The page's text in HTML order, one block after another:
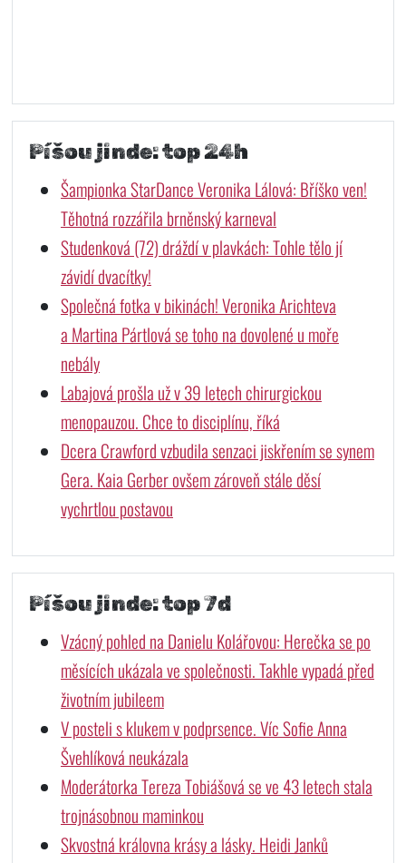
Píšou jinde: top 24h
Šampionka StarDance Veronika Lálová: Bříško ven!
Těhotná rozzářila brněnský karneval
Studenková (72) dráždí v plavkách: Tohle tělo jí
závidí dvacítky!
Společná fotka v bikinách! Veronika Arichteva
a Martina Pártlová se toho na dovolené u moře
nebály
Labajová prošla už v 39 letech chirurgickou
menopauzou. Chce to disciplínu, říká
Dcera Crawford vzbudila senzaci jiskřením se synem
Gera. Kaia Gerber ovšem zároveň stále děsí
vychrtlou postavou
Píšou jinde: top 7d
Vzácný pohled na Danielu Kolářovou: Herečka se po
měsících ukázala ve společnosti. Takhle vypadá před
životním jubileem
V posteli s klukem v podprsence. Víc Sofie Anna
Švehlíková neukázala
Moderátorka Tereza Tobiášová se ve 43 letech stala
trojnásobnou maminkou
Skvostná královna krásy a lásky. Heidi Janků